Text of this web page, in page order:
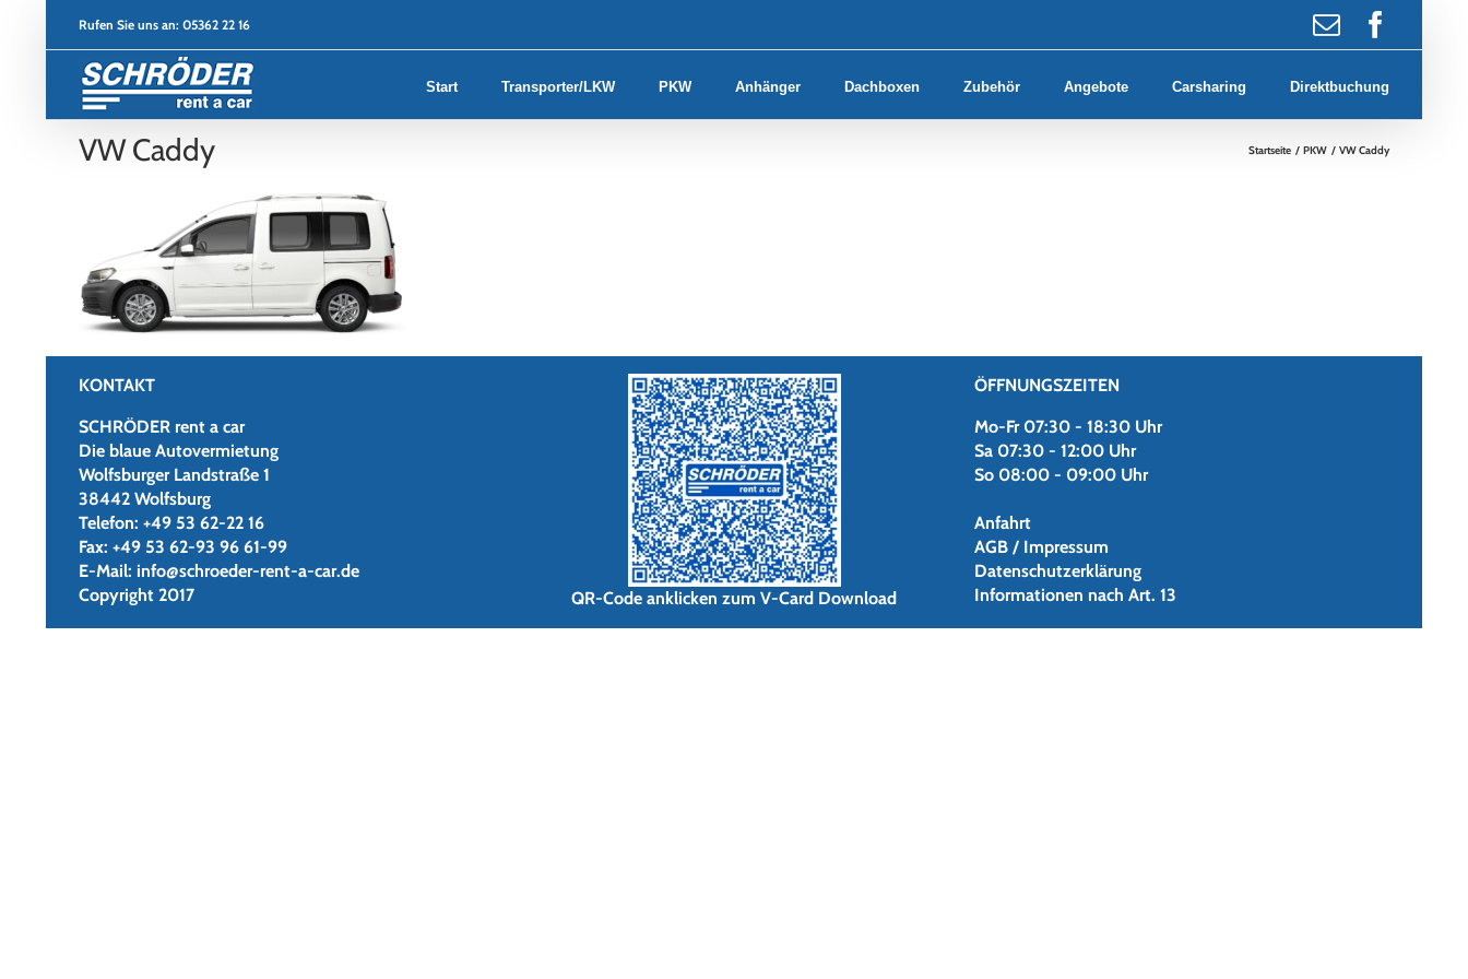
Rufen Sie uns an: 05362 22 16
E-
Mail
Start Transporter/LKW PKW Anhänger Dachboxen Zubehör Angebote Carsharing Direktbuchung
VW Caddy Startseite PKW VW Caddy
KONTAKT
SCHRÖDER rent a car
Die blaue Autovermietung
Wolfsburger Landstraße 1
38442 Wolfsburg
Telefon: +49 53 62-22 16
Fax: +49 53 62-93 96 61-99
E-Mail: info@schroeder-rent-a-car.de
Copyright 2017
QR-Code anklicken zum V-Card Download
ÖFFNUNGSZEITEN
Mo-Fr 07:30 - 18:30 Uhr
Sa 07:30 - 12:00 Uhr
So 08:00 - 09:00 Uhr
Anfahrt
AGB / Impressum
Datenschutzerklärung
Informationen nach Art. 13